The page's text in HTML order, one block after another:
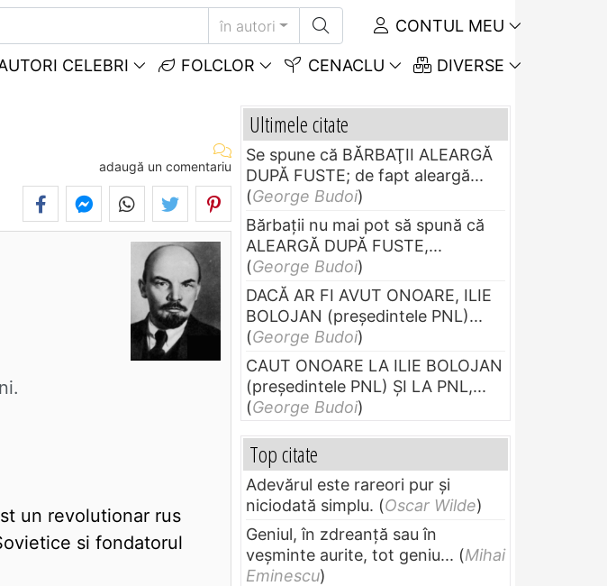
în autori CONTUL MEU
CELEBRI FOLCLOR CENACLU DIVERSE
adaugă un comentariu
un revolutionar rus
si fondatorul
Ultimele citate
Se spune că BĂRBAŢII ALEARGĂ
DUPĂ FUSTE; de fapt aleargă...
(George Budoi)
Bărbaţii nu mai pot să spună că
ALEARGĂ DUPĂ FUSTE,...
(George Budoi)
DACĂ AR FI AVUT ONOARE, ILIE
BOLOJAN (preşedintele PNL)...
(George Budoi)
CAUT ONOARE LA ILIE BOLOJAN
(preşedintele PNL) ŞI LA PNL,...
(George Budoi)
Top citate
Adevărul este rareori pur și
niciodată simplu. (Oscar Wilde)
Geniul, în zdreanţă sau în
veşminte aurite, tot geniu... (Mihai
Eminescu)